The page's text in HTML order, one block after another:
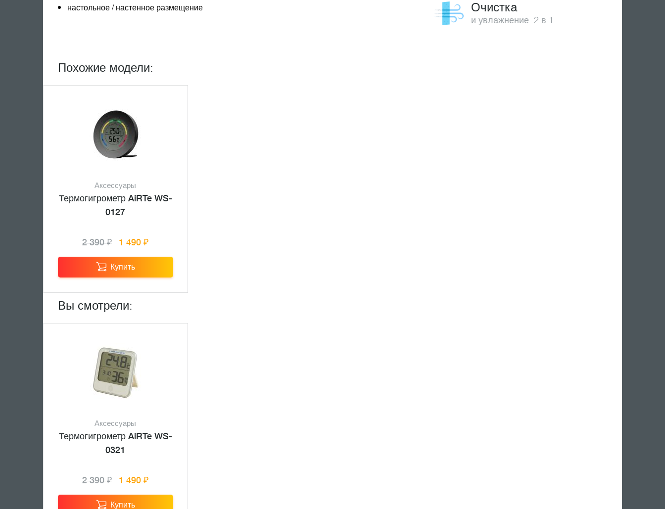
настольное / настенное размещение
Очистка
и увлажнение. 2 в 1
Похожие модели:
Аксессуары
Термогигрометр AiRTe WS-
0127
2 390 ₽ 1 490 ₽
Купить
Вы смотрели:
Аксессуары
Термогигрометр AiRTe WS-
0321
2 390 ₽ 1 490 ₽
Купить